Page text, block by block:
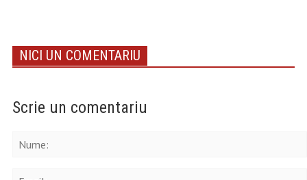
NICI UN COMENTARIU
Scrie un comentariu